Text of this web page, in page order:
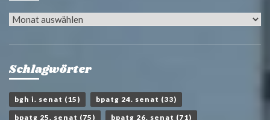
Archiv
Schlagwörter
bgh i. senat (15) bpatg 24. senat (33)
bpatg 25. senat (75) bpatg 26. senat (71)